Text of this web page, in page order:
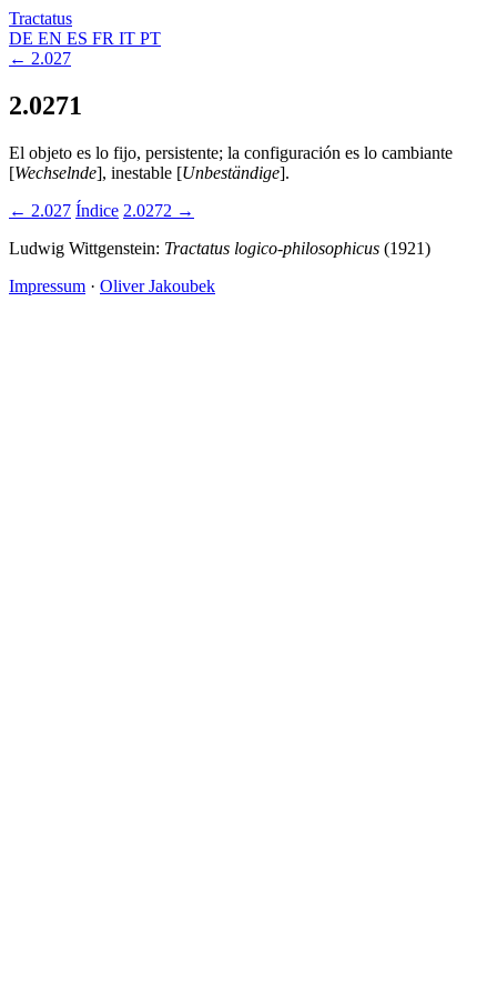
Tractatus
DE EN ES FR IT PT
← 2.027
2.0271
El objeto es lo fijo, persistente; la configuración es lo cambiante
[Wechselnde], inestable [Unbeständige].
← 2.027 Índice 2.0272 →
Ludwig Wittgenstein: Tractatus logico-philosophicus (1921)
Impressum · Oliver Jakoubek